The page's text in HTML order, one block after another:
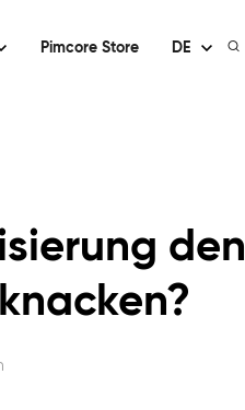
Pimcore Store DE
den